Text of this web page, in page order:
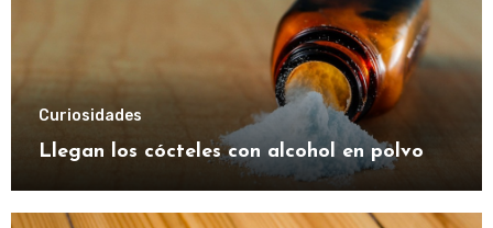
Curiosidades
Llegan los cócteles con alcohol en polvo